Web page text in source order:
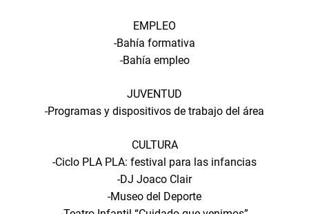
EMPLEO
-Bahía formativa
-Bahía empleo
JUVENTUD
-Programas y dispositivos de trabajo del área
CULTURA
-Ciclo PLA PLA: festival para las infancias
-DJ Joaco Clair
-Museo del Deporte